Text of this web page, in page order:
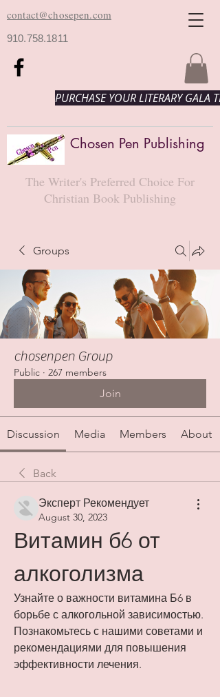
contact@chosepen.com
910.758.1811
PURCHASE YOUR LITERARY GALA
Chosen Pen Publishing
The Writer's Preferred Choice For
Christian Book Publishing
Groups
chosenpen Group
Public · 267 members
Join
Discussion Media Members About
Back
Эксперт Рекомендует
August 30, 2023
Витамин б6 от
алкоголизма
Узнайте о важности витамина Б6 в
борьбе с алкогольной зависимостью.
Познакомьтесь с нашими советами и
рекомендациями для повышения
эффективности лечения.